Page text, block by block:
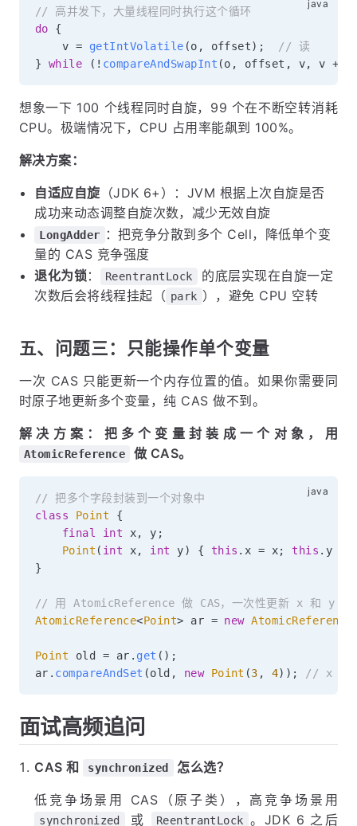
// 高并发下，大量线程同时执行这个循环
do
{
    v
= getIntVolatile (o , offset) ;
// 读
}
while ( ! compareAndSwapInt (o , offset , v, v +
想象一下 100 个线程同时自旋，99 个在不断空转消耗
CPU。极端情况下，CPU 占用率能飙到 100%。
解决方案：
自适应自旋 （JDK 6+）：JVM 根据上次自旋是否
成功来动态调整自旋次数，减少无效自旋
LongAdder
：把竞争分散到多个 Cell，降低单个变
量的 CAS 竞争强度
退化为锁 ： ReentrantLock
的底层实现在自旋一定
次数后会将线程挂起（ park ），避免 CPU 空转
五、问题三：只能操作单个变量
一次 CAS 只能更新一个内存位置的值。如果你需要同
时原子地更新多个变量，纯 CAS 做不到。
解决方案：把多个变量封装成一个对象，用
AtomicReference 做 CAS。
// 把多个字段封装到一个对象中
class
Point
{
final
int x, y ;
Point ( int x, int y) { this . x = x; this . y
}
// 用 AtomicReference 做 CAS，一次性更新 x 和 y
AtomicReference<Point> ar = new AtomicReference
Point old = ar . get ( ) ;
ar . compareAndSet (old , new Point (3 , 4) ) ; // x 和
面试高频追问
CAS 和 synchronized 怎么选？
低竞争场景用 CAS（原子类），高竞争场景用
synchronized 或 ReentrantLock 。JDK 6 之后